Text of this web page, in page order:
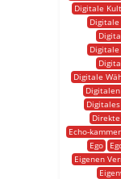
Digitale
Digitale
Echo-
Ego
Eigenen